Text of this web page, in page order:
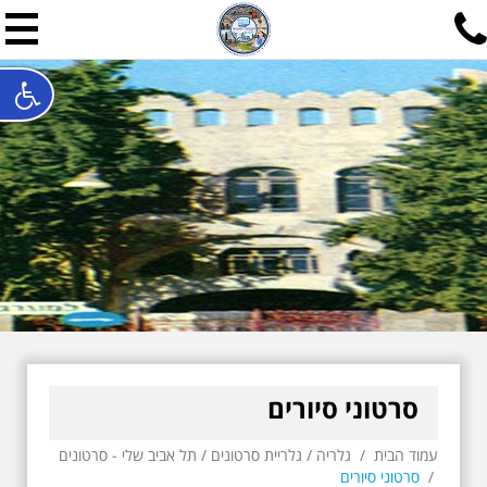
תל אביב שלי
תיור ישראלי בעריכת אילן
האתר המרכזי להיסטוריה של תל אביב ותולדות ארץ ישראל -
חייגו עכשיו:052-7747748
שלחו פנייה:ilan@mytelaviv.co.il
English עברית צור קשר
סרטוני סיורים
עמוד הבית / גלריה / גלריית סרטונים / תל אביב שלי - סרטונים
/ סרטוני סיורים